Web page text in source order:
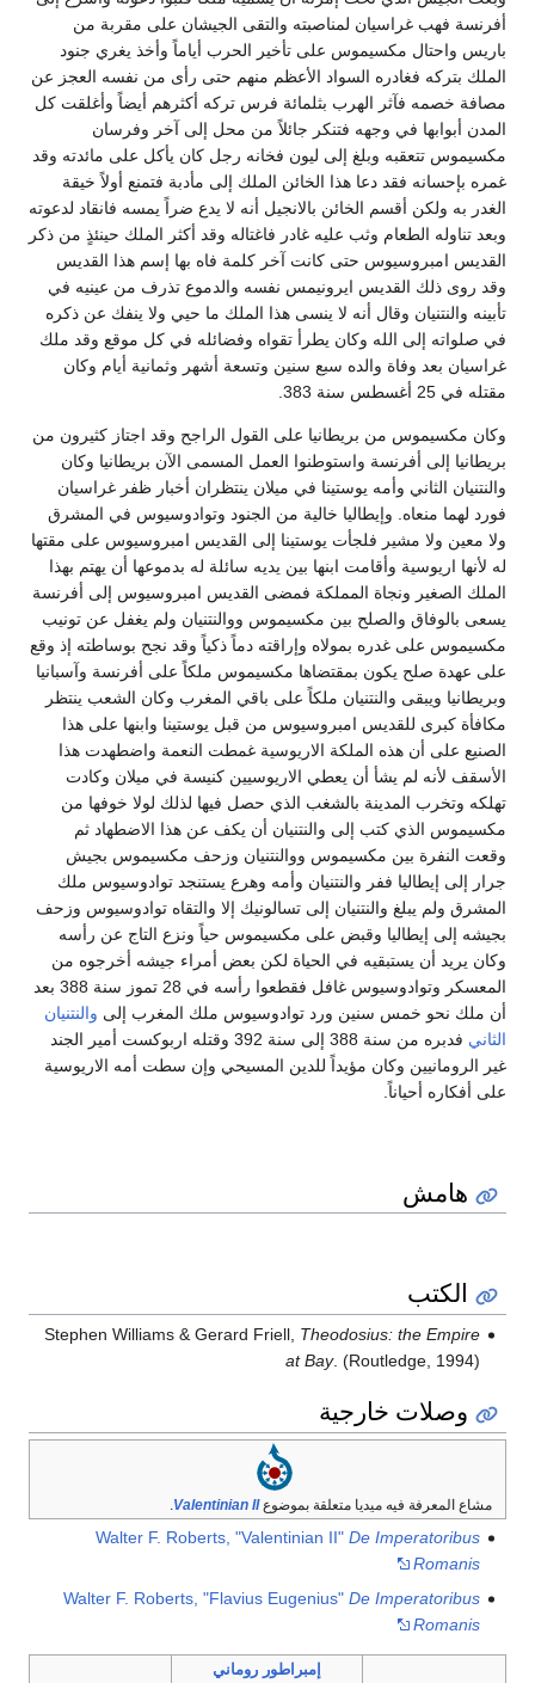
أفرنسة فهب غراسيان لمناصبته والتقى الجيشان على مقربة من
باريس واحتال مكسيموس على تأخير الحرب أياماً وأخذ يغري جنود
الملك بتركه فغادره السواد الأعظم منهم حتى رأى من نفسه العجز عن
مصافة خصمه فآثر الهرب بثلمائة فرس تركه أكثرهم أيضاً وأغلقت كل
المدن أبوابها في وجهه فتنكر جائلاً من محل إلى آخر وفرسان
مكسيموس تتعقبه وبلغ إلى ليون فخانه رجل كان يأكل على مائدته وقد
غمره بإحسانه فقد دعا هذا الخائن الملك إلى مأدبة فتمنع أولاً خيقة
الغدر به ولكن أقسم الخائن بالانجيل أنه لا يدع ضراً يمسه فانقاد لدعوته
وبعد تناوله الطعام وثب عليه غادر فاغتاله وقد أكثر الملك حينئذٍ من ذكر
القديس امبروسيوس حتى كانت آخر كلمة فاه بها إسم هذا القديس
وقد روى ذلك القديس ايرونيمس نفسه والدموع تذرف من عينيه في
تأبينه والنتنيان وقال أنه لا ينسى هذا الملك ما حيي ولا ينفك عن ذكره
في صلواته إلى الله وكان يطرأ تقواه وفضائله في كل موقع وقد ملك
غراسيان بعد وفاة والده سبع سنين وتسعة أشهر وثمانية أيام وكان
مقتله في 25 أغسطس سنة 383.
وكان مكسيموس من بريطانيا على القول الراجح وقد اجتاز كثيرون من
بريطانيا إلى أفرنسة واستوطنوا العمل المسمى الآن بريطانيا وكان
والنتنيان الثاني وأمه يوستينا في ميلان ينتظران أخبار ظفر غراسيان
فورد لهما منعاه. وإيطاليا خالية من الجنود وتوادوسيوس في المشرق
ولا معين ولا مشير فلجأت يوستينا إلى القديس امبروسيوس على مقتها
له لأنها اريوسية وأقامت ابنها بين يديه سائلة له بدموعها أن يهتم بهذا
الملك الصغير ونجاة المملكة فمضى القديس امبروسيوس إلى أفرنسة
يسعى بالوفاق والصلح بين مكسيموس ووالنتنيان ولم يغفل عن تونيب
مكسيموس على غدره بمولاه وإراقته دماً ذكياً وقد نجح بوساطته إذ وقع
على عهدة صلح يكون بمقتضاها مكسيموس ملكاً على أفرنسة وآسبانيا
وبريطانيا ويبقى والنتنيان ملكاً على باقي المغرب وكان الشعب ينتظر
مكافأة كبرى للقديس امبروسيوس من قبل يوستينا وابنها على هذا
الصنيع على أن هذه الملكة الاريوسية غمطت النعمة واضطهدت هذا
الأسقف لأنه لم يشأ أن يعطي الاريوسيين كنيسة في ميلان وكادت
تهلكه وتخرب المدينة بالشغب الذي حصل فيها لذلك لولا خوفها من
مكسيموس الذي كتب إلى والنتنيان أن يكف عن هذا الاضطهاد ثم
وقعت النفرة بين مكسيموس ووالنتنيان وزحف مكسيموس بجيش
جرار إلى إيطاليا ففر والنتنيان وأمه وهرع يستنجد توادوسيوس ملك
المشرق ولم يبلغ والنتنيان إلى تسالونيك إلا والتقاه توادوسيوس وزحف
بجيشه إلى إيطاليا وقبض على مكسيموس حياً ونزع التاج عن رأسه
وكان يريد أن يستبقيه في الحياة لكن بعض أمراء جيشه أخرجوه من
المعسكر وتوادوسيوس غافل فقطعوا رأسه في 28 تموز سنة 388 بعد
أن ملك نحو خمس سنين ورد توادوسيوس ملك المغرب إلى والنتنيان
الثاني
فدبره من سنة 388 إلى سنة 392 وقتله اربوكست أمير الجند
غير الرومانيين وكان مؤيداً للدين المسيحي وإن سطت أمه الاريوسية
على أفكاره أحياناً.
هامش
الكتب
Stephen Williams & Gerard Friell, Theodosius: the Empire
at Bay. (Routledge, 1994)
وصلات خارجية
مشاع المعرفة فيه ميديا متعلقة بموضوعValentinian II
.
Walter F. Roberts, "Valentinian II" De Imperatoribus
Romanis
Walter F. Roberts, "Flavius Eugenius" De Imperatoribus
Romanis
إمبراطور روماني